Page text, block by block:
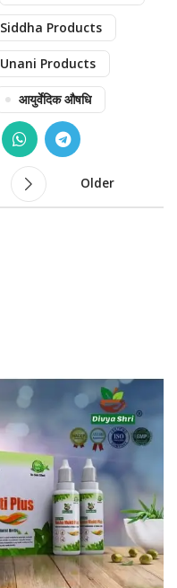
Siddha Products
Unani Products
आयुर्वेदिक औषधि
Older